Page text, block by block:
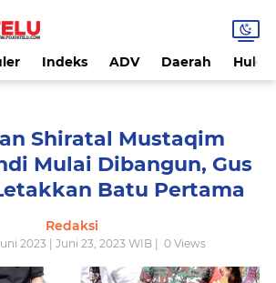
Indeks ADV Daerah
Shiratal Mustaqim
Mulai Dibangun, Gus
Batu Pertama
Redaksi
2023 | Juni 23, 2023 WIB | 0 Views